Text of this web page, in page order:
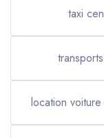
taxi
location